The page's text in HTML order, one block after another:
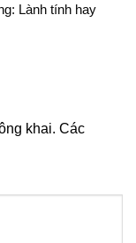
Lành tính hay
khai. Các